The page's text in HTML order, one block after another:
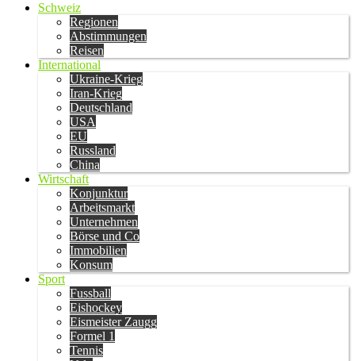
Schweiz
Regionen
Abstimmungen
Reisen
International
Ukraine-Krieg
Iran-Krieg
Deutschland
USA
EU
Russland
China
Wirtschaft
Konjunktur
Arbeitsmarkt
Unternehmen
Börse und Co
Immobilien
Konsum
Sport
Fussball
Eishockey
Eismeister Zaugg
Formel 1
Tennis